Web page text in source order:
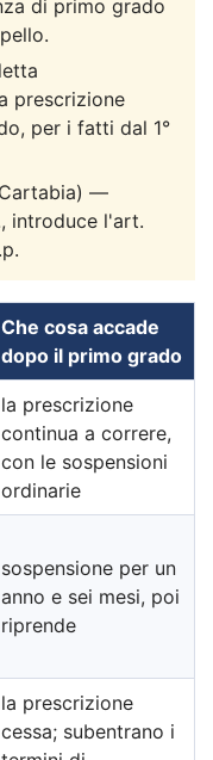
di primo grado
prescrizione
per i fatti dal 1°
—
introduce l'art.
Che cosa accade
dopo il primo grado
la prescrizione
continua a correre,
con le sospensioni
ordinarie
sospensione per un
anno e sei mesi, poi
riprende
la prescrizione
cessa; subentrano i